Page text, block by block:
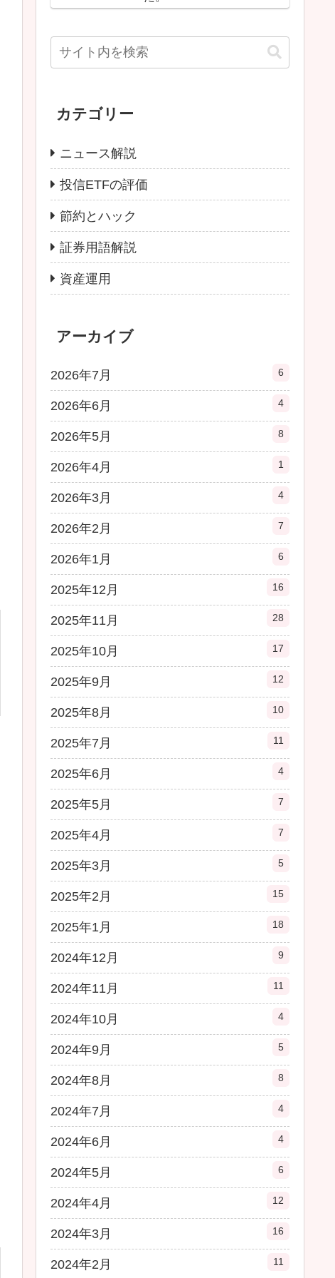
カテゴリー
ニュース解説
投信ETFの評価
節約とハック
証券用語解説
資産運用
アーカイブ
2026年7月 6
2026年6月 4
2026年5月 8
2026年4月 1
2026年3月 4
2026年2月 7
2026年1月 6
2025年12月 16
2025年11月 28
2025年10月 17
2025年9月 12
2025年8月 10
2025年7月 11
2025年6月 4
2025年5月 7
2025年4月 7
2025年3月 5
2025年2月 15
2025年1月 18
2024年12月 9
2024年11月 11
2024年10月 4
2024年9月 5
2024年8月 8
2024年7月 4
2024年6月 4
2024年5月 6
2024年4月 12
2024年3月 16
2024年2月 11